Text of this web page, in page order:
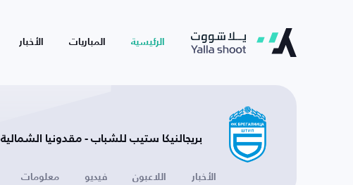
الرئيسية المباريات الأخبار
بريجالنيكا ستيب للشباب - مقدونيا الشمالية
الأخبار اللاعبون فيديو معلومات